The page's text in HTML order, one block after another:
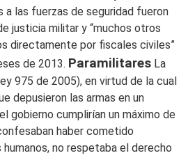
a las fuerzas de seguridad fueron
justicia militar y “muchos otros
directamente por fiscales civiles”
de 2013. Paramilitares La
975 de 2005), en virtud de la cual
depusieron las armas en un
gobierno cumplirían un máximo de
haber cometido
no respetaba el derecho